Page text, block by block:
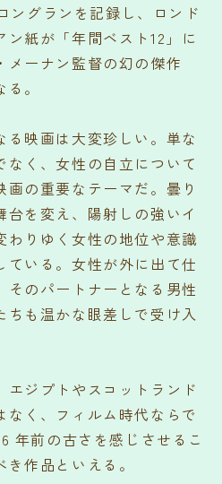
ングランを記録し、ロンド
紙が「年間ベスト12」に
メーナン監督の幻の傑作
。
映画は大変珍しい。単な
なく、女性の自立について
の重要なテーマだ。曇り
を変え、陽射しの強いイ
わりゆく女性の地位や意識
ている。女性が外に出て仕
そのパートナーとなる男性
ちも温かな眼差しで受け入
エジプトやスコットランド
なく、フィルム時代ならで
年前の古さを感じさせるこ
作品といえる。